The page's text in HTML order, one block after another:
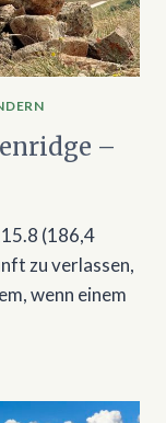
–
(186,4
zu verlassen,
wenn einem